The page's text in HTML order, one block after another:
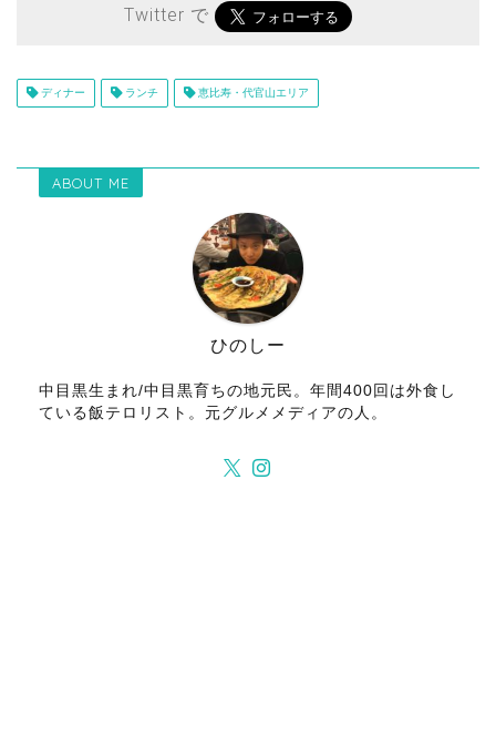
Twitter で
ディナー ランチ 恵比寿・代官山エリア
ABOUT ME
ひのしー
中目黒生まれ/中目黒育ちの地元民。年間400回は外食し
ている飯テロリスト。元グルメメディアの人。